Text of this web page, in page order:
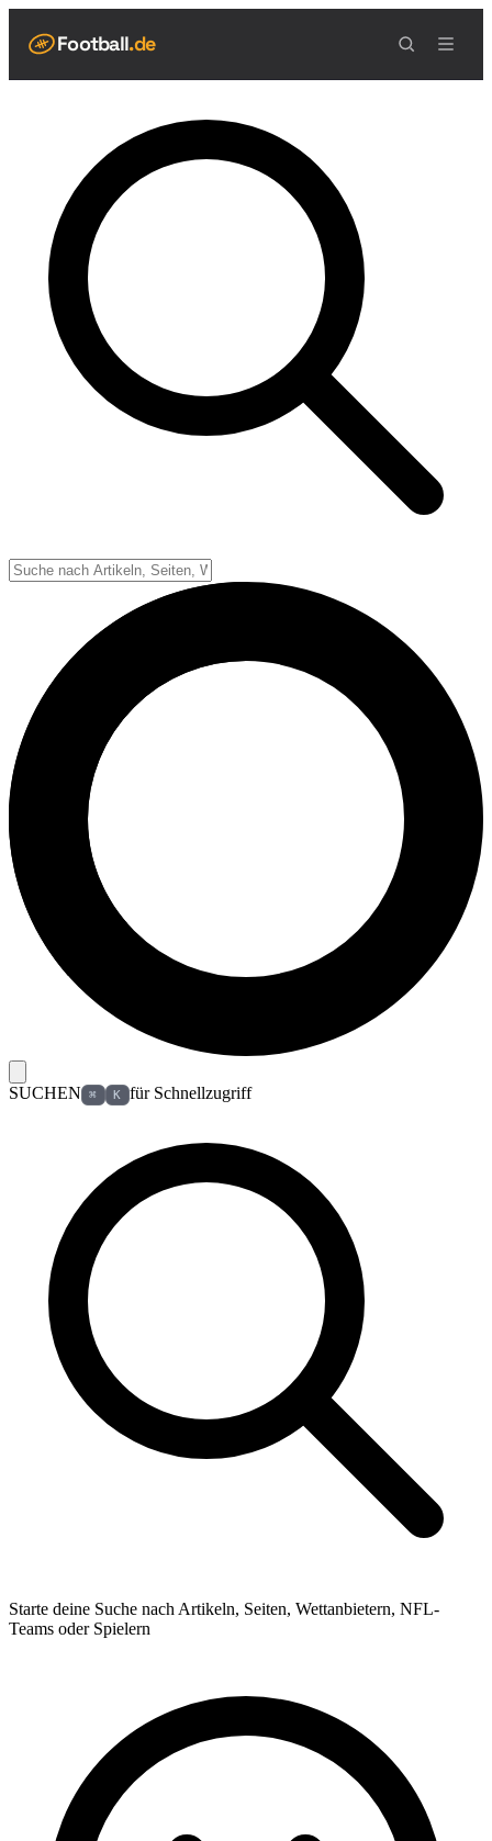
Football.de
Live Scores
Spielplan
Teams
Tabelle
Football Regeln
Punkte & Scoring
Strafen & Fouls
Schiedsrichter
Football Lexikon
SUCHEN ⌘ K für Schnellzugriff
Starte deine Suche nach Artikeln, Seiten, Wettanbietern, NFL-
Teams oder Spielern